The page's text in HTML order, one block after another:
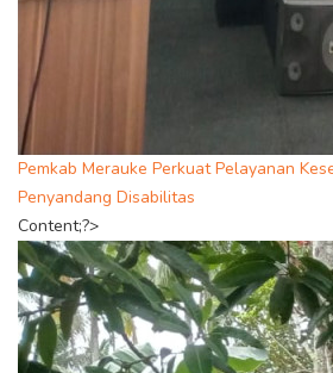
Pemkab Merauke Perkuat Pelayanan
Penyandang Disabilitas
Content;?>